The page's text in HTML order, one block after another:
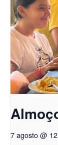
7 agosto @